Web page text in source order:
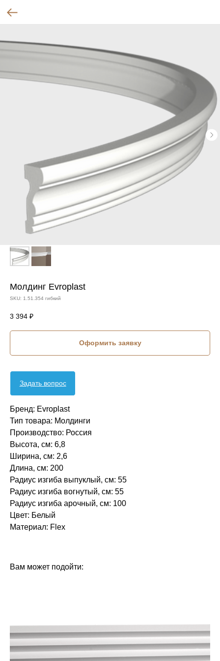
Молдинг Evroplast
SKU: 1.51.354 гибкий
3 394 ₽
Оформить заявку
Задать вопрос
Бренд: Evroplast
Тип товара: Молдинги
Производство: Россия
Высота, см: 6,8
Ширина, см: 2,6
Длина, см: 200
Радиус изгиба выпуклый, см: 55
Радиус изгиба вогнутый, см: 55
Радиус изгиба арочный, см: 100
Цвет: Белый
Материал: Flex
Вам может подойти: